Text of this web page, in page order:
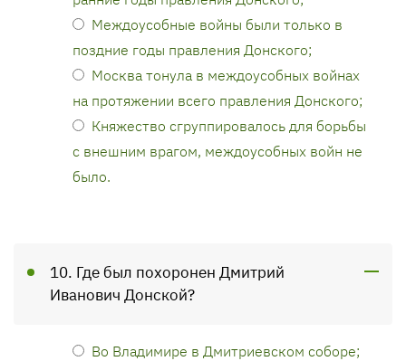
Междоусобные войны были только в
поздние годы правления Донского;
Москва тонула в междоусобных войнах
на протяжении всего правления Донского;
Княжество сгруппировалось для борьбы
с внешним врагом, междоусобных войн не
было.
10. Где был похоронен Дмитрий
Иванович Донской?
Во Владимире в Дмитриевском соборе;